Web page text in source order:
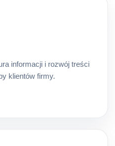
informacji i rozwój treści
klientów firmy.